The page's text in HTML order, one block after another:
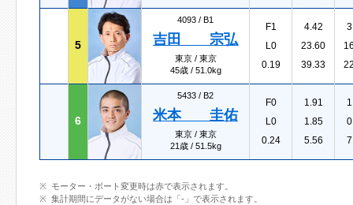
5
4093 / B1
吉田 宗弘
東京 / 東京
45歳 / 51.0kg
F1
L0
0.19
4.42
23.60
39.33
6
5433 / B2
米本 圭佑
東京 / 東京
21歳 / 51.5kg
F0
L0
0.24
1.91
1.85
5.56
モーター・ボート変更時は赤で表示されます。
集計期間にデータがない場合は「-」で表示されます。